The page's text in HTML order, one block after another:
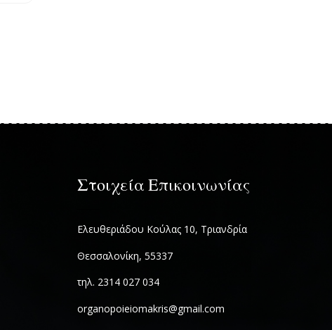
Στοιχεία Επικοινωνίας
Ελευθεριάδου Κούλας 10, Τριανδρία
Θεσσαλονίκη, 55337
τηλ. 2314 027 034
organopoieiomakris@gmail.com